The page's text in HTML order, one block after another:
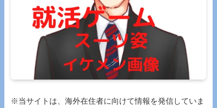
※当サイトは、海外在住者に向けて情報を発信していま